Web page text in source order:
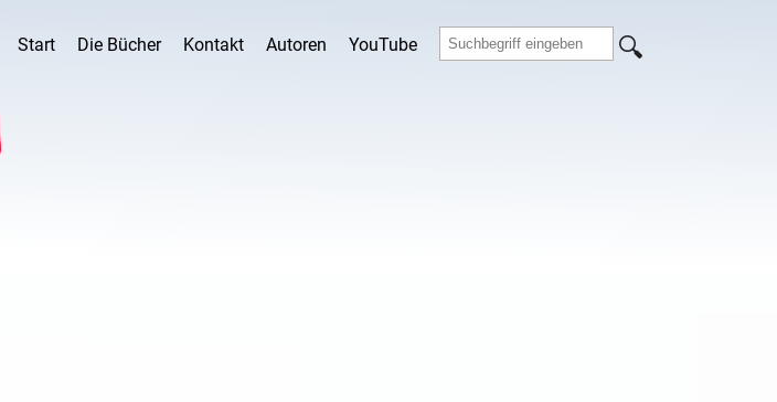
Start Die Bücher Kontakt Autoren YouTube